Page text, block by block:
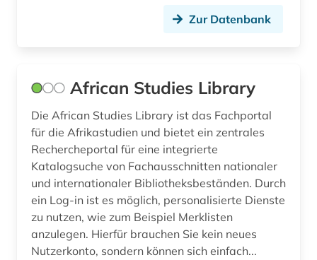
druckschrift (1)
druckwerk (1)
dunhuang-handschriften (1)
dänisch-hallesche mission in tranquebar (1)
eblaitisch (1)
edition (1)
Portugal (1)
Rheinland-Pfalz (1)
Roemisches Reich (2)
Rumänien (1)
Zur Datenbank
African Studies Library
Die African Studies Library ist das Fachportal
für die Afrikastudien und bietet ein zentrales
Rechercheportal für eine integrierte
Katalogsuche von Fachausschnitten nationaler
und internationaler Bibliotheksbeständen. Durch
ein Log-in ist es möglich, personalisierte Dienste
zu nutzen, wie zum Beispiel Merklisten
anzulegen. Hierfür brauchen Sie kein neues
Nutzerkonto, sondern können sich einfach...